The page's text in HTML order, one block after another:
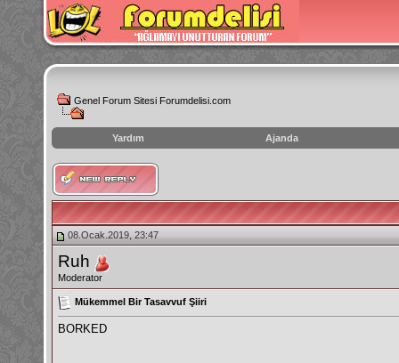
Genel Forum Sitesi Forumdelisi.com
Yardım Ajanda
instagram
izlenme
hilesi
08.Ocak.2019, 23:47
Ruh
Moderator
Mükemmel Bir Tasavvuf Şiiri
BORKED